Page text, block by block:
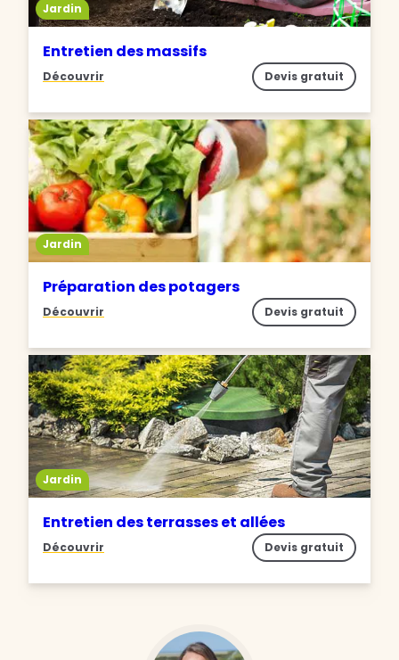
Jardin
Entretien des massifs
Découvrir Devis gratuit
Jardin
Préparation des potagers
Découvrir Devis gratuit
Jardin
Entretien des terrasses et allées
Découvrir Devis gratuit